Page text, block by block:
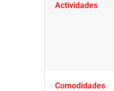
Actividades
Comodidades